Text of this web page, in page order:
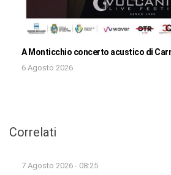
A Monticchio concerto acustico di
6 Agosto 2026
Correlati
7 Agosto 2026 - 08:25